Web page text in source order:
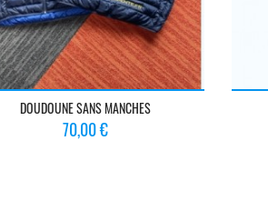
DOUDOUNE SANS MANCHES
Prix
70,00 €